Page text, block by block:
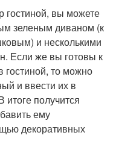
гостиной, вы можете
зеленым диваном (к
и несколькими
Если же вы готовы к
то можно
и ввести их в
получится
ему
декоративных